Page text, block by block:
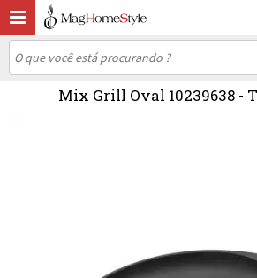
Mix Grill Oval 10239638 -